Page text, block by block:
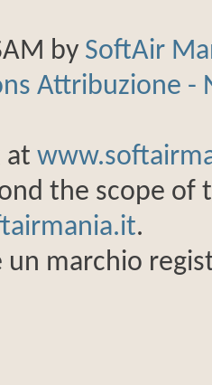
by SoftAir
Attribuzione
at
the scope of
.
un marchio